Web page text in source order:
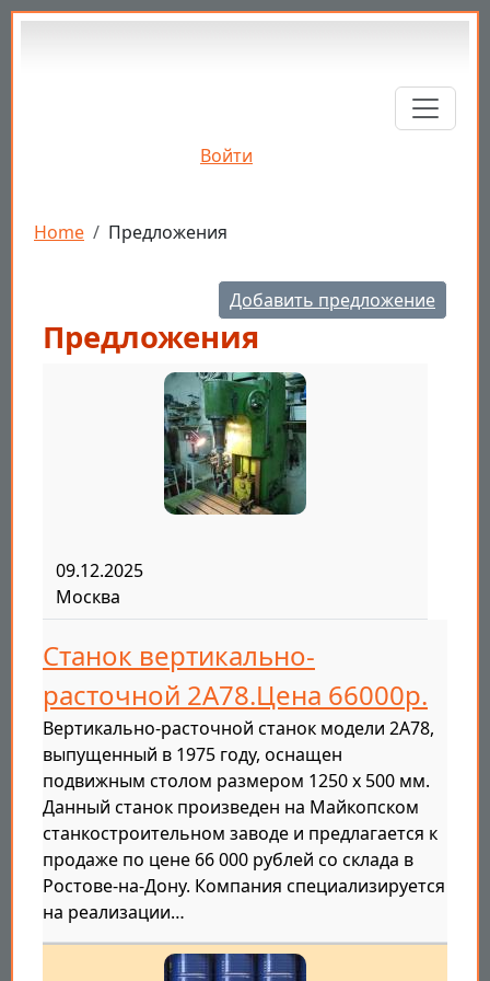
Перейти к основному содержанию
Войти
Строка навигации
Home Предложения
Добавить предложение
Предложения
09.12.2025
Москва
Станок вертикально-
расточной 2А78.Цена 66000р.
Вертикально-расточной станок модели 2А78,
выпущенный в 1975 году, оснащен
подвижным столом размером 1250 х 500 мм.
Данный станок произведен на Майкопском
станкостроительном заводе и предлагается к
продаже по цене 66 000 рублей со склада в
Ростове-на-Дону. Компания специализируется
на реализации…